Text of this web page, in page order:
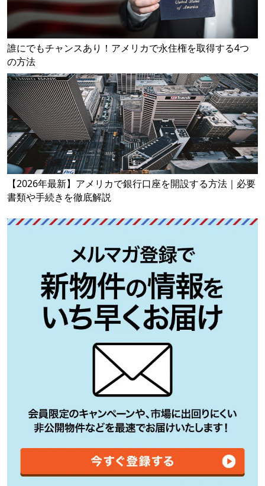
誰にでもチャンスあり！アメリカで永住権を取得する4つ
の方法
【2026年最新】アメリカで銀行口座を開設する方法｜必要
書類や手続きを徹底解説